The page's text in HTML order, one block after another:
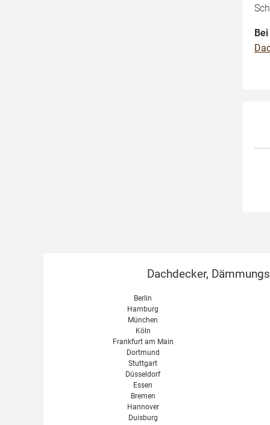
Dachdecker,
Berlin
Hamburg
München
Köln
Frankfurt am Main
Dortmund
Stuttgart
Düsseldorf
Essen
Bremen
Hannover
Duisburg